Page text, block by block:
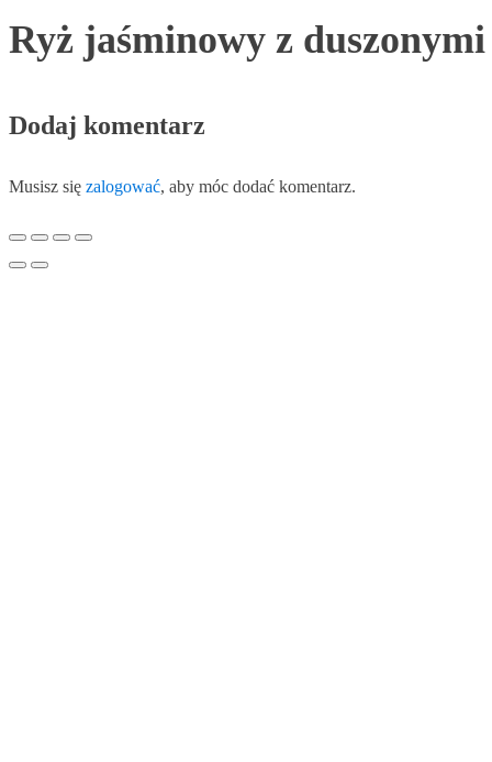
Ryż jaśminowy z
Dodaj komentarz
Musisz się zalogować, aby móc dodać komentarz.